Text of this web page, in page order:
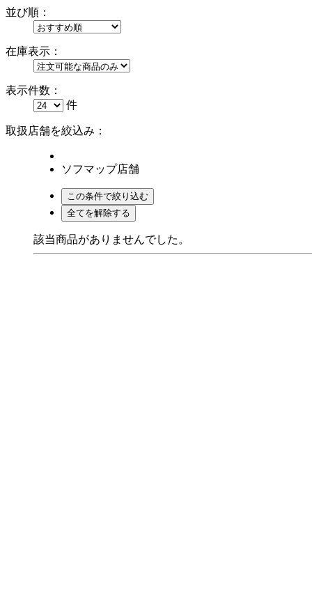
並び順：
在庫表示：
表示件数：
件
取扱店舗を絞込み：
ソフマップ店舗
該当商品がありませんでした。